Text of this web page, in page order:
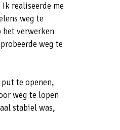
realiseerde me
weg te
het verwerken
weg te
te openen,
weg te lopen
stabiel was,